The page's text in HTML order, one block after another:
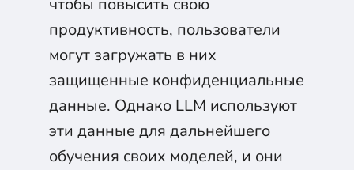
чтобы повысить свою
продуктивность, пользователи
могут загружать в них
защищенные конфиденциальные
данные. Однако LLM используют
эти данные для дальнейшего
обучения своих моделей, и они